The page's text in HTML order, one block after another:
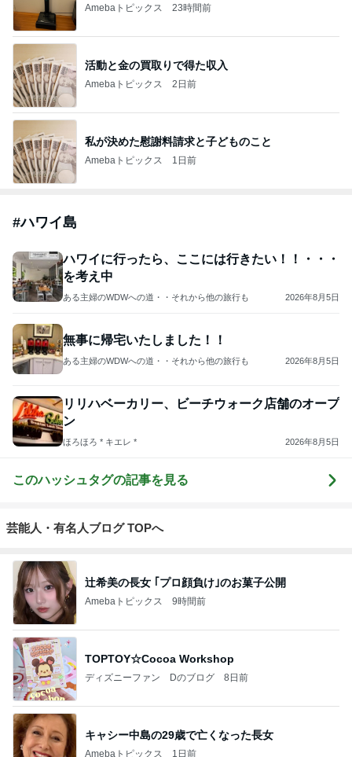
Amebaトピックス 23時間前
活動と金の買取りで得た収入
Amebaトピックス 2日前
私が決めた慰謝料請求と子どものこと
Amebaトピックス 1日前
#ハワイ島
ハワイに行ったら、ここには行きたい！！・・・
を考え中
ある主婦のWDWへの道・・それから他の旅行も 2026年8月5日
無事に帰宅いたしました！！
ある主婦のWDWへの道・・それから他の旅行も 2026年8月5日
リリハベーカリー、ビーチウォーク店舗のオープ
ン
ほろほろ * キエレ * 2026年8月5日
このハッシュタグの記事を見る
芸能人・有名人ブログ TOPへ
辻希美の長女 ｢プロ顔負け｣のお菓子公開
Amebaトピックス 9時間前
TOPTOY☆Cocoa Workshop
ディズニーファン Dのブログ 8日前
キャシー中島の29歳で亡くなった長女
Amebaトピックス 1日前